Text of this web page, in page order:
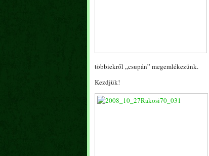
többiekről „csupán” megemlékezünk.
Kezdjük!